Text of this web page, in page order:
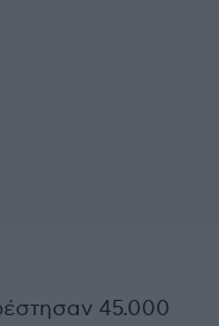
45.000